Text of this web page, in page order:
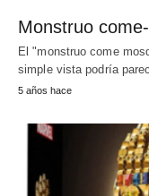
Monstruo
El "monstruo come
simple vista podría
5 años hace